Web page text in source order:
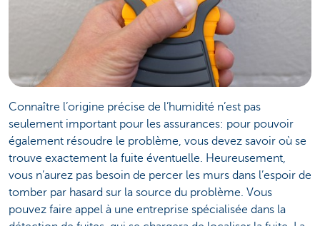
Connaître l’origine précise de l’humidité n’est pas
seulement important pour les assurances: pour pouvoir
également résoudre le problème, vous devez savoir où se
trouve exactement la fuite éventuelle. Heureusement,
vous n’aurez pas besoin de percer les murs dans l’espoir de
tomber par hasard sur la source du problème. Vous
pouvez faire appel à une entreprise spécialisée dans la